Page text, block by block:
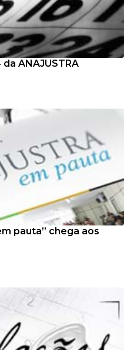
ANAJUSTRA
pauta” chega aos